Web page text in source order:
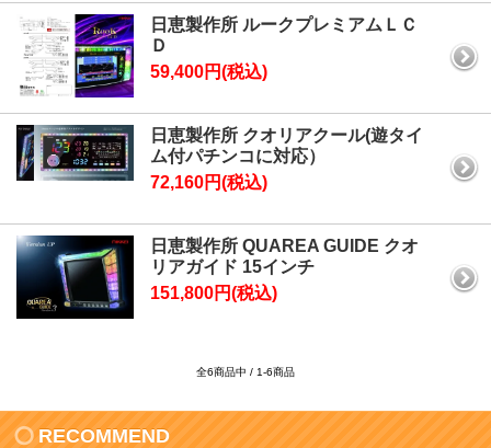
日恵製作所 ルークプレミアムＬＣ
Ｄ
59,400円(税込)
日恵製作所 クオリアクール(遊タイ
ム付パチンコに対応）
72,160円(税込)
日恵製作所 QUAREA GUIDE クオ
リアガイド 15インチ
151,800円(税込)
全6商品中 / 1-6商品
RECOMMEND